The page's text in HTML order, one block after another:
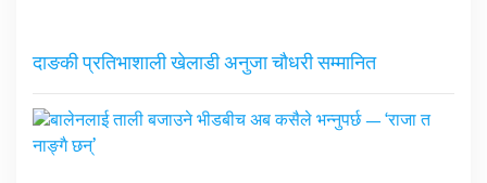
दाङकी प्रतिभाशाली खेलाडी अनुजा चौधरी सम्मानित